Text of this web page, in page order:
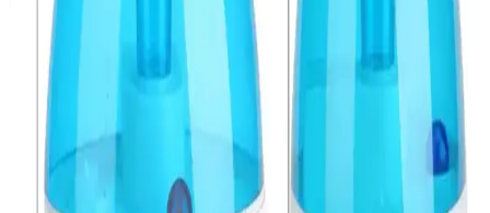
Seçimi: Teknik Özellikler ve Marka İncelemesi
Çoklu cihazlar için hızlı şarj ve güvenlik özelliklerine sahip şarj
istasyonları, USB-C PD ve Quick Charge teknolojileri ile cihazların
pil ömrünü koruyarak verimli şarj sağlar. Anker, Ugreen ve Satechi
öne çıkan markalardır.
Fan-on-a-Chip Teknolojisi ile Ultra Kompakt
Elektronik Cihazlarda Etkili Soğutma Çözümleri